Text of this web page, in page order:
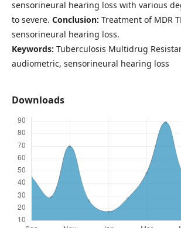
sensorineural hearing loss with various
to severe. Conclusion: Treatment of MDR
sensorineural hearing loss.
Keywords: Tuberculosis Multidrug
audiometric, sensorineural hearing loss
Downloads